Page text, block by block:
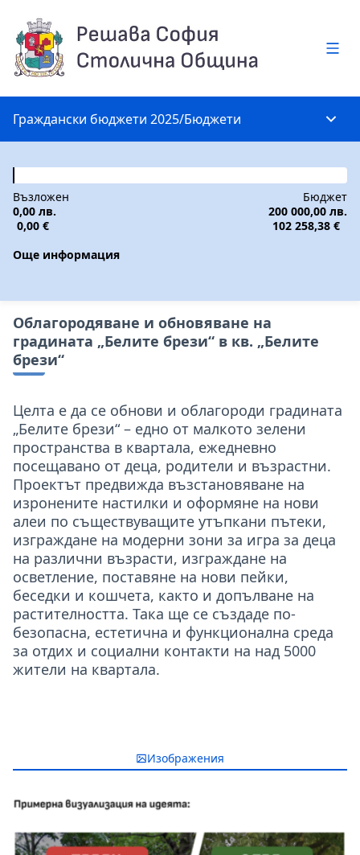
Граждански бюджети 2025/Бюджети
Възложен
0,00 лв.
0,00 €
Бюджет
200 000,00 лв.
102 258,38 €
Още информация
Облагородяване и обновяване на
градината „Белите брези“ в кв. „Белите
брези“
Целта е да се обнови и облагороди градината
„Белите брези“ – едно от малкото зелени
пространства в квартала, ежедневно
посещавано от деца, родители и възрастни.
Проектът предвижда възстановяване на
изронените настилки и оформяне на нови
алеи по съществуващите утъпкани пътеки,
изграждане на модерни зони за игра за деца
на различни възрасти, изграждане на
осветление, поставяне на нови пейки,
беседки и кошчета, както и допълване на
растителността. Така ще се създаде по-
безопасна, естетична и функционална среда
за отдих и социални контакти на над 5000
жители на квартала.
Изображения